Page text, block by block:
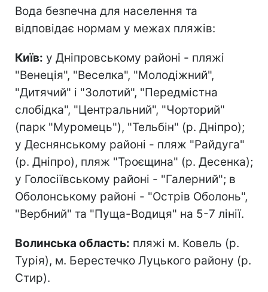
Вода безпечна для населення та
відповідає нормам у межах пляжів:
Київ: у Дніпровському районі - пляжі
"Венеція", "Веселка", "Молодіжний",
"Дитячий" і "Золотий", "Передмістна
слобідка", "Центральний", "Чорторий"
(парк "Муромець"), "Тельбін" (р. Дніпро);
у Деснянському районі - пляж "Райдуга"
(р. Дніпро), пляж "Троєщина" (р. Десенка);
у Голосіївському районі - "Галерний"; в
Оболонському районі - "Острів Оболонь",
"Вербний" та "Пуща-Водиця" на 5-7 лінії.
Волинська область: пляжі м. Ковель (р.
Турія), м. Берестечко Луцького району (р.
Стир).